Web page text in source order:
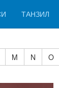
ТАНЗИЛ
M N O